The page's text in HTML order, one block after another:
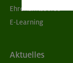
Ehrenamtsbörse
E-Learning
Aktuelles